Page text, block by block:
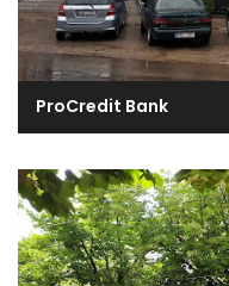
ProCredit Bank